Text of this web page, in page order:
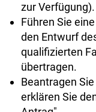
zur Verfügung).
Führen Sie
den Entwurf
qualifizierten
übertragen.
Beantragen
erklären Sie